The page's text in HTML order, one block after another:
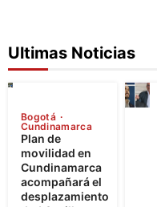
Ultimas Noticias
Bogotá
Cundinamarca
Plan de
movilidad en
Cundinamarca
acompañará el
desplazamiento